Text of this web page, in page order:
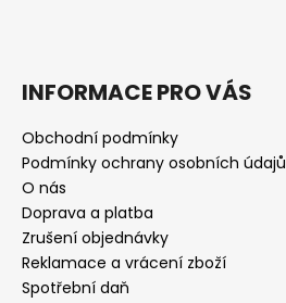
INFORMACE PRO VÁS
Obchodní podmínky
Podmínky ochrany osobních údajů
O nás
Doprava a platba
Zrušení objednávky
Reklamace a vrácení zboží
Spotřební daň